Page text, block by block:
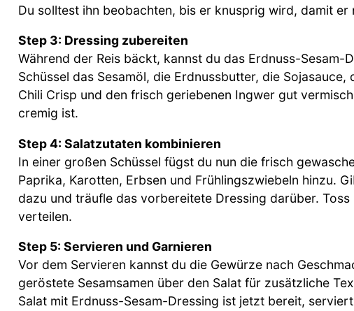
Du solltest ihn beobachten, bis er knusprig wird, damit er
Step 3: Dressing zubereiten
Während der Reis bäckt, kannst du das Erdnuss-
Schüssel das Sesamöl, die Erdnussbutter, die
Chili Crisp und den frisch geriebenen Ingwer gut
cremig ist.
Step 4: Salatzutaten kombinieren
In einer großen Schüssel fügst du nun die frisch
Paprika, Karotten, Erbsen und Frühlingszwiebeln hinzu.
dazu und träufle das vorbereitete Dressing darüber.
verteilen.
Step 5: Servieren und Garnieren
Vor dem Servieren kannst du die Gewürze nach
geröstete Sesamsamen über den Salat für zusätzliche
Salat mit Erdnuss-Sesam-Dressing ist jetzt bereit,